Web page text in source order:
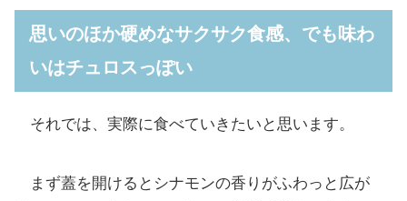
思いのほか硬めなサクサク食感、でも味わ
いはチュロスっぽい
それでは、実際に食べていきたいと思います。
まず蓋を開けるとシナモンの香りがふわっと広が